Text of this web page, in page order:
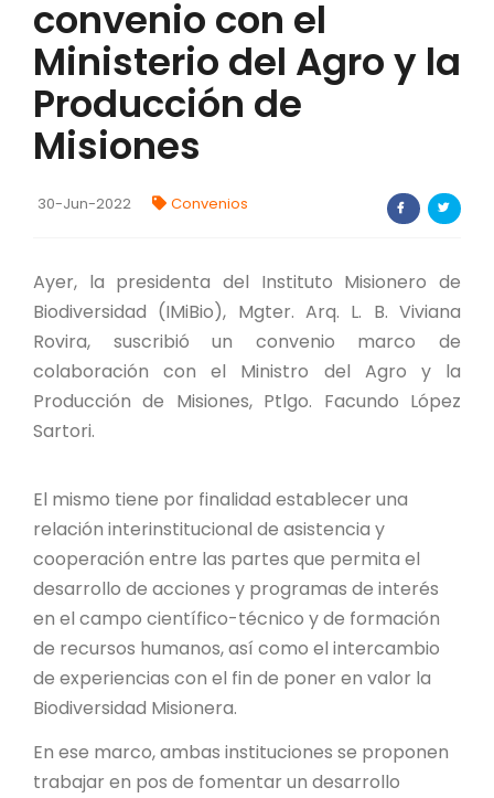
FORTALECIMIENTO DE RECURSOS
ALIMENTICIOS
BIODIVERSIDAD Y ALIMENTACIÓN
INVENTARIO DE LA BIODIVERSIDAD MISIONERA
FORMULARIO DE REGISTRO DE
INVESTIGADORES
AUTORIZACIONES
PROGRAMAS Y PROYECTOS
PROYECTO ÁGUILAS DE MISIONES
MONUMENTOS NATURALES
REPOSITORIO
CONTACTO
convenio con el
Ministerio del Agro y la
Producción de
Misiones
30-Jun-2022 Convenios
Ayer, la presidenta del Instituto Misionero de
Biodiversidad (IMiBio), Mgter. Arq. L. B. Viviana
Rovira, suscribió un convenio marco de
colaboración con el Ministro del Agro y la
Producción de Misiones, Ptlgo. Facundo López
Sartori.
El mismo tiene por finalidad establecer una
relación interinstitucional de asistencia y
cooperación entre las partes que permita el
desarrollo de acciones y programas de interés
en el campo científico-técnico y de formación
de recursos humanos, así como el intercambio
de experiencias con el fin de poner en valor la
Biodiversidad Misionera.
En ese marco, ambas instituciones se proponen
trabajar en pos de fomentar un desarrollo